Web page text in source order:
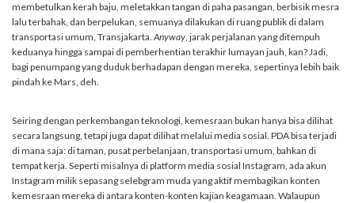
membetulkan kerah baju, meletakkan tangan di paha pasangan, berbisik mesra
lalu terbahak, dan berpelukan, semuanya dilakukan di ruang publik di dalam
transportasi umum, Transjakarta.Anyway, jarak perjalanan yang ditempuh
keduanya hingga sampai di pemberhentian terakhir lumayan jauh, kan? Jadi,
bagi penumpang yang duduk berhadapan dengan mereka, sepertinya lebih baik
pindah ke Mars, deh.
Seiring dengan perkembangan teknologi, kemesraan bukan hanya bisa dilihat
secara langsung, tetapi juga dapat dilihat melalui media sosial. PDA bisa terjadi
di mana saja: di taman, pusat perbelanjaan, transportasi umum, bahkan di
tempat kerja. Seperti misalnya di platform media sosial Instagram, ada akun
Instagram milik sepasang selebgram muda yang aktif membagikan konten
kemesraan mereka di antara konten-konten kajian keagamaan. Walaupun